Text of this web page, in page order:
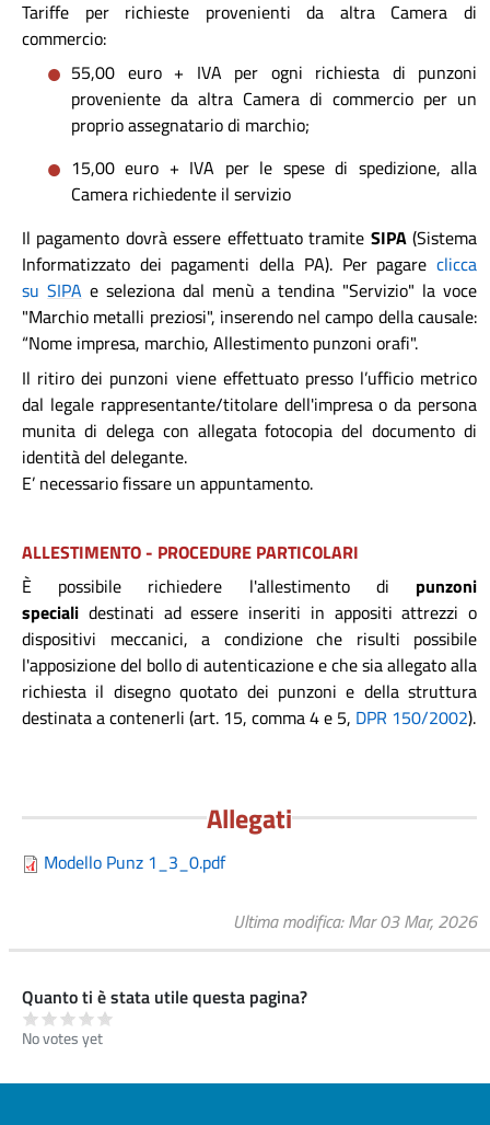
Tariffe per richieste provenienti da altra Camera di
commercio:
55,00 euro + IVA per ogni richiesta di punzoni
proveniente da altra Camera di commercio per un
proprio assegnatario di marchio;
15,00 euro + IVA per le spese di spedizione, alla
Camera richiedente il servizio
Il pagamento dovrà essere effettuato tramite SIPA(Sistema
Informatizzato dei pagamenti della PA). Per pagare clicca
su SIPA e seleziona dal menù a tendina "Servizio" la voce
"Marchio metalli preziosi", inserendo nel campo della causale:
“Nome impresa, marchio, Allestimento punzoni orafi".
Il ritiro dei punzoni viene effettuato presso l’ufficio metrico
dal legale rappresentante/titolare dell'impresa o da persona
munita di delega con allegata fotocopia del documento di
identità del delegante.
E’ necessario fissare un appuntamento.
ALLESTIMENTO - PROCEDURE PARTICOLARI
È possibile richiedere l'allestimento di punzoni
speciali destinati ad essere inseriti in appositi attrezzi o
dispositivi meccanici, a condizione che risulti possibile
l'apposizione del bollo di autenticazione e che sia allegato alla
richiesta il disegno quotato dei punzoni e della struttura
destinata a contenerli (art. 15, comma 4 e 5, DPR 150/2002).
Allegati
Modello Punz 1_3_0.pdf
Ultima modifica Mar 03 Mar, 2026
Quanto ti è stata utile questa pagina?
No votes yet